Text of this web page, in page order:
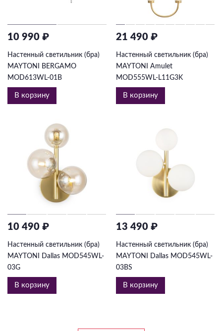
10 990 ₽
Настенный светильник (бра)
MAYTONI BERGAMO
MOD613WL-01B
В корзину
21 490 ₽
Настенный светильник (бра)
MAYTONI Amulet
MOD555WL-L11G3K
В корзину
10 490 ₽
Настенный светильник (бра)
MAYTONI Dallas MOD545WL-
03G
В корзину
13 490 ₽
Настенный светильник (бра)
MAYTONI Dallas MOD545WL-
03BS
В корзину